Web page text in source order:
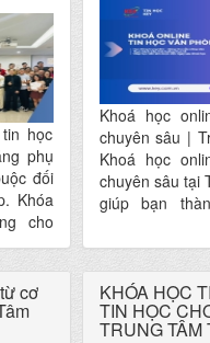
học
phụ
đối
Khóa
cho
ngũ
tối
Khoá học
chuyên sâu |
Khoá học
chuyên sâu tại
giúp bạn
Học online linh
ứng dụng ngay
cơ KHÓA HỌC
TIN HỌC
TRUNG TÂM